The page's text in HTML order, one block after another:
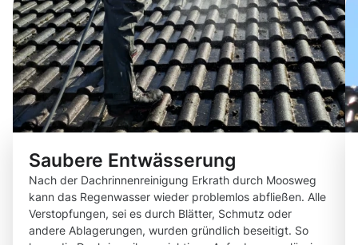
Saubere Entwässerung
Nach der Dachrinnenreinigung Erkrath durch Moosweg
kann das Regenwasser wieder problemlos abfließen. Alle
Verstopfungen, sei es durch Blätter, Schmutz oder
andere Ablagerungen, wurden gründlich beseitigt. So